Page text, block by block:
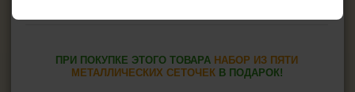
ПРИ ПОКУПКЕ ЭТОГО ТОВАРА НАБОР ИЗ ПЯТИ
МЕТАЛЛИЧЕСКИХ СЕТОЧЕКВ ПОДАРОК!